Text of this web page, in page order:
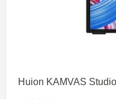
Huion KAMVAS